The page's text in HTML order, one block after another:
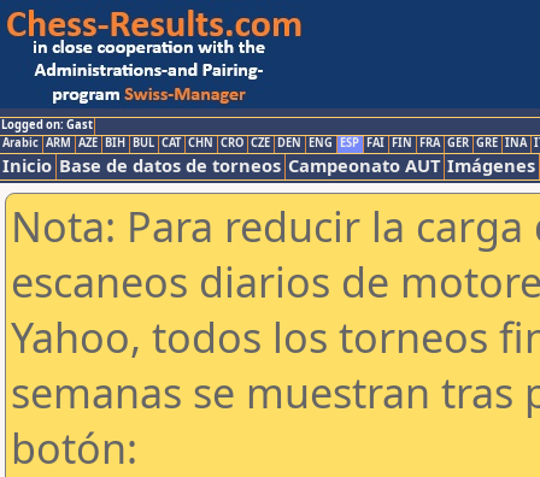
Logged on: Gast
Arabic ARM AZE BIH BUL CAT CHN CRO CZE DEN ENG ESP FAI FIN FRA GER GRE INA
Inicio Base de datos de torneos Campeonato AUT Imágenes
Nota: Para reducir la
escaneos diarios de
Yahoo, todos los torneos
semanas se muestran tras
botón: